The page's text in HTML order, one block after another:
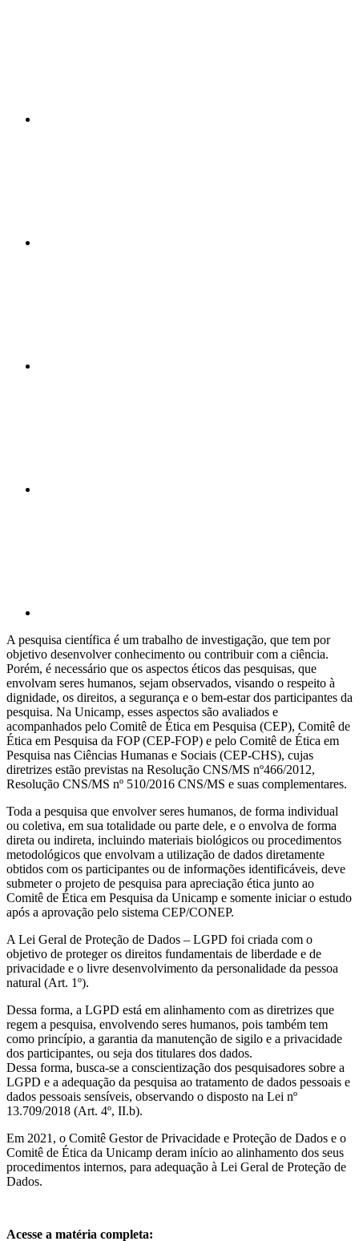
A pesquisa científica é um trabalho de investigação, que tem por
objetivo desenvolver conhecimento ou contribuir com a ciência.
Porém, é necessário que os aspectos éticos das pesquisas, que
envolvam seres humanos, sejam observados, visando o respeito à
dignidade, os direitos, a segurança e o bem-estar dos participantes da
pesquisa. Na Unicamp, esses aspectos são avaliados e
acompanhados pelo Comitê de Ética em Pesquisa (CEP), Comitê de
Ética em Pesquisa da FOP (CEP-FOP) e pelo Comitê de Ética em
Pesquisa nas Ciências Humanas e Sociais (CEP-CHS), cujas
diretrizes estão previstas na Resolução CNS/MS nº466/2012,
Resolução CNS/MS nº 510/2016 CNS/MS e suas complementares.
Toda a pesquisa que envolver seres humanos, de forma individual
ou coletiva, em sua totalidade ou parte dele, e o envolva de forma
direta ou indireta, incluindo materiais biológicos ou procedimentos
metodológicos que envolvam a utilização de dados diretamente
obtidos com os participantes ou de informações identificáveis, deve
submeter o projeto de pesquisa para apreciação ética junto ao
Comitê de Ética em Pesquisa da Unicamp e somente iniciar o estudo
após a aprovação pelo sistema CEP/CONEP.
A Lei Geral de Proteção de Dados – LGPD foi criada com o
objetivo de proteger os direitos fundamentais de liberdade e de
privacidade e o livre desenvolvimento da personalidade da pessoa
natural (Art. 1º).
Dessa forma, a LGPD está em alinhamento com as diretrizes que
regem a pesquisa, envolvendo seres humanos, pois também tem
como princípio, a garantia da manutenção de sigilo e a privacidade
dos participantes, ou seja dos titulares dos dados.
Dessa forma, busca-se a conscientização dos pesquisadores sobre a
LGPD e a adequação da pesquisa ao tratamento de dados pessoais e
dados pessoais sensíveis, observando o disposto na Lei nº
13.709/2018 (Art. 4º, II.b).
Em 2021, o Comitê Gestor de Privacidade e Proteção de Dados e o
Comitê de Ética da Unicamp deram início ao alinhamento dos seus
procedimentos internos, para adequação à Lei Geral de Proteção de
Dados.
Acesse a matéria completa: